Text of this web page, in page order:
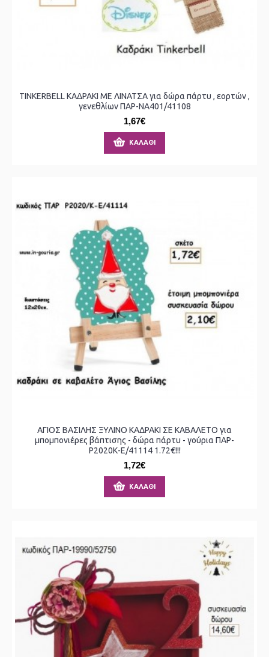
TINKERBELL ΚΑΔΡΑΚΙ ΜΕ ΛΙΝΑΤΣΑ για δώρα πάρτυ , εορτών ,
γενεθλίων ΠΑΡ-ΝΑ401/41108
1,67€
ΚΑΛΆΘΙ
ΑΓΙΟΣ ΒΑΣΙΛΗΣ ΞΥΛΙΝΟ ΚΑΔΡΑΚΙ ΣΕ ΚΑΒΑΛΕΤΟ για
μπομπονιέρες βάπτισης - δώρα πάρτυ - γούρια ΠΑΡ-
Ρ2020Κ-Ε/41114 1.72€!!!
1,72€
ΚΑΛΆΘΙ